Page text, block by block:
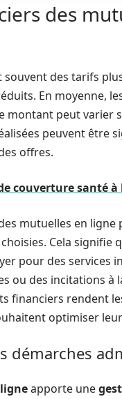
des
souvent des tarifs
En moyenne,
montant peut varier
peuvent être
offres.
couverture santé
mutuelles en
Cela signifie
pour des services
ou des incitations à
financiers rendent
optimiser
démarches
apporte une